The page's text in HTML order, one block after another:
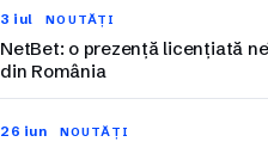
3 iul NOUTĂȚI
NetBet: o prezență licențiată
din România
26 iun NOUTĂȚI